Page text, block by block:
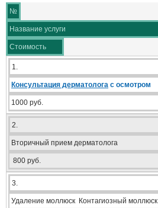
№
Название услуги
Стоимость
1.
Консультация дерматолога с осмотром
1000 руб.
2.
Вторичный прием дерматолога
800 руб.
3.
Удаление моллюск Контагиозный моллюск